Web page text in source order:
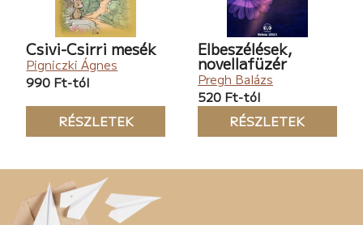
Poór Edit – Magyarország
Steve és a szörfdeszka
Péri Györgyi – Magyarország
Fordított reggel
Bahus Antal Katalin – Ukrajna
Büszke vagyok rád!
Testvér-kapcsolat
Soie – Magyarország
Érted, neked
Csivi-Csirri mesék
Pigniczki Ágnes
990 Ft-tól
RÉSZLETEK
Elbeszélések,
novellafüzér
Pregh Balázs
520 Ft-tól
RÉSZLETEK